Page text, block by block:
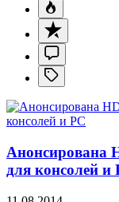
Анонсирована
для консолей и